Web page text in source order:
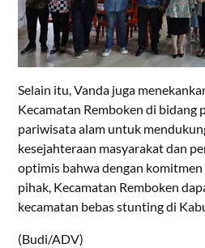
Selain itu, Vanda juga
Kecamatan Remboken di bidang
pariwisata alam untuk
kesejahteraan masyarakat dan
optimis bahwa dengan komitmen
pihak, Kecamatan Remboken
kecamatan bebas stunting di
(Budi/ADV)